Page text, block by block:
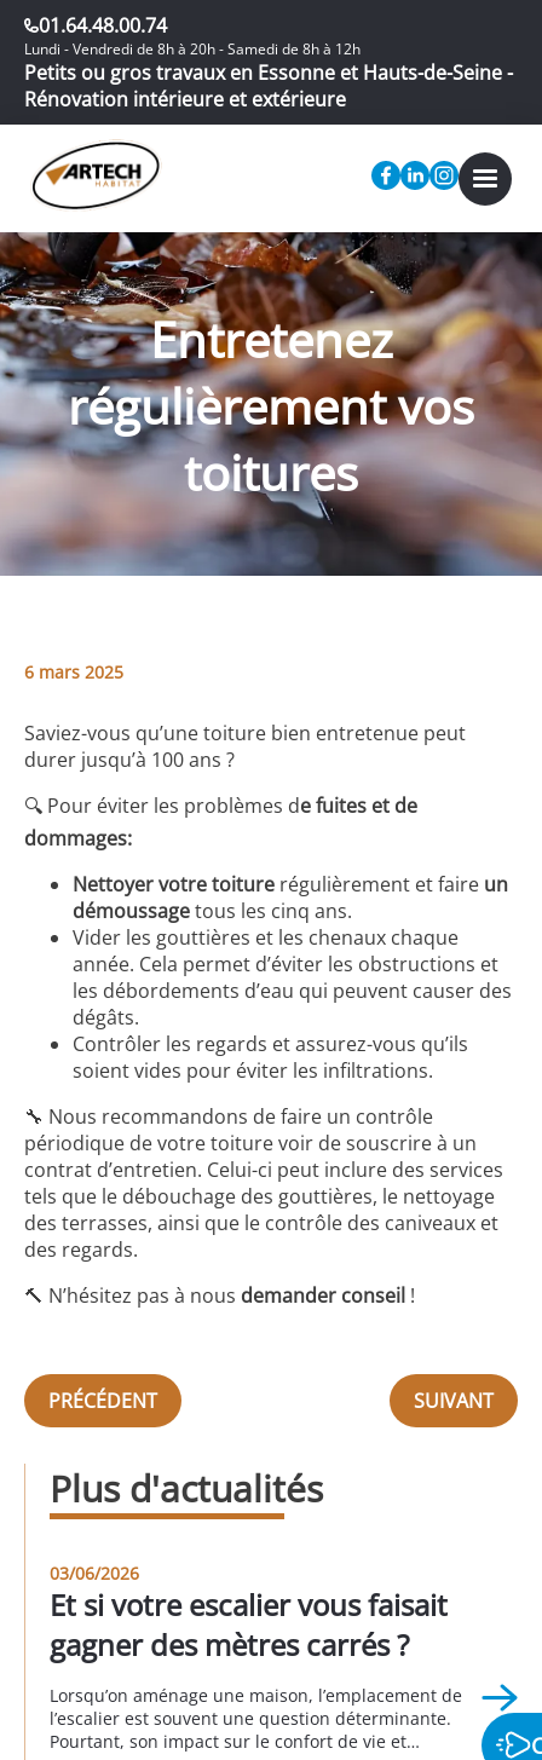
01.64.48.00.74
Lundi - Vendredi de 8h à 20h - Samedi de 8h à 12h
Petits ou gros travaux en Essonne et Hauts-de-Seine -
Rénovation intérieure et extérieure
Entretenez
régulièrement vos
toitures
6 mars 2025
Saviez-vous qu’une toiture bien entretenue peut
durer jusqu’à 100 ans ?
🔍 Pour éviter les problèmes de fuites et de
dommages:
Nettoyer votre toiture régulièrement et faire un
démoussagetous les cinq ans.
Vider les gouttières et les chenaux chaque
année. Cela permet d’éviter les obstructions et
les débordements d’eau qui peuvent causer des
dégâts.
Contrôler les regards et assurez-vous qu’ils
soient vides pour éviter les infiltrations.
🔧 Nous recommandons de faire un contrôle
périodique de votre toiture voir de souscrire à un
contrat d’entretien. Celui-ci peut inclure des services
tels que le débouchage des gouttières, le nettoyage
des terrasses, ainsi que le contrôle des caniveaux et
des regards.
🔨 N’hésitez pas à nous demander conseil !
PRÉCÉDENT SUIVANT
Plus d'actualités
03/06/2026
Et si votre escalier vous faisait
gagner des mètres carrés ?
Lorsqu’on aménage une maison, l’emplacement de
l’escalier est souvent une question déterminante.
Pourtant, son impact sur le confort de vie et